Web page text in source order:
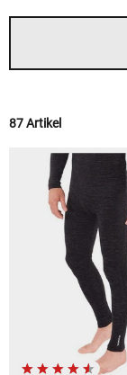
87 Artikel